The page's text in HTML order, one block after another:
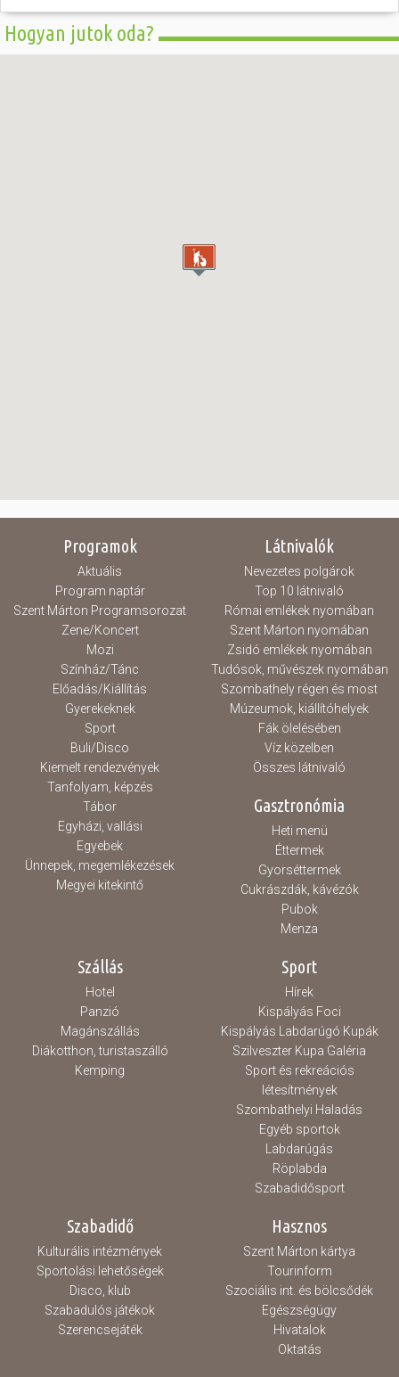
Hogyan jutok oda?
Programok
Aktuális
Program naptár
Szent Márton Programsorozat
Zene/Koncert
Mozi
Színház/Tánc
Előadás/Kiállítás
Gyerekeknek
Sport
Buli/Disco
Kiemelt rendezvények
Tanfolyam, képzés
Tábor
Egyházi, vallási
Egyebek
Ünnepek, megemlékezések
Megyei kitekintő
Látnivalók
Nevezetes polgárok
Top 10 látnivaló
Római emlékek nyomában
Szent Márton nyomában
Zsidó emlékek nyomában
Tudósok, művészek nyomában
Szombathely régen és most
Múzeumok, kiállítóhelyek
Fák ölelésében
Víz közelben
Összes látnivaló
Gasztronómia
Heti menü
Éttermek
Gyorséttermek
Cukrászdák, kávézók
Pubok
Menza
Szállás
Hotel
Panzió
Magánszállás
Diákotthon, turistaszálló
Kemping
Sport
Hírek
Kispályás Foci
Kispályás Labdarúgó Kupák
Szilveszter Kupa Galéria
Sport és rekreációs
létesítmények
Szombathelyi Haladás
Egyéb sportok
Labdarúgás
Röplabda
Szabadidősport
Szabadidő
Kulturális intézmények
Sportolási lehetőségek
Disco, klub
Szabadulós játékok
Szerencsejáték
Hasznos
Szent Márton kártya
Tourinform
Szociális int. és bölcsődék
Egészségügy
Hivatalok
Oktatás